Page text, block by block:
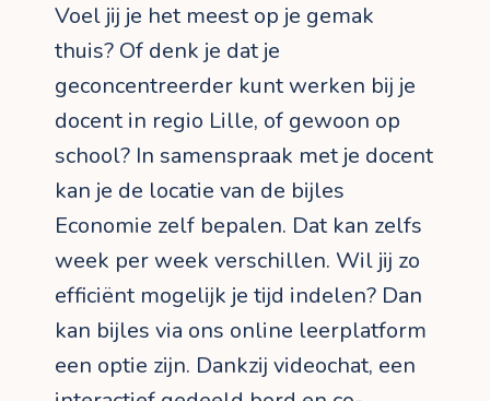
Voel jij je het meest op je gemak
thuis? Of denk je dat je
geconcentreerder kunt werken bij je
docent in regio Lille, of gewoon op
school? In samenspraak met je docent
kan je de locatie van de bijles
Economie zelf bepalen. Dat kan zelfs
week per week verschillen. Wil jij zo
efficiënt mogelijk je tijd indelen? Dan
kan bijles via ons online leerplatform
een optie zijn. Dankzij videochat, een